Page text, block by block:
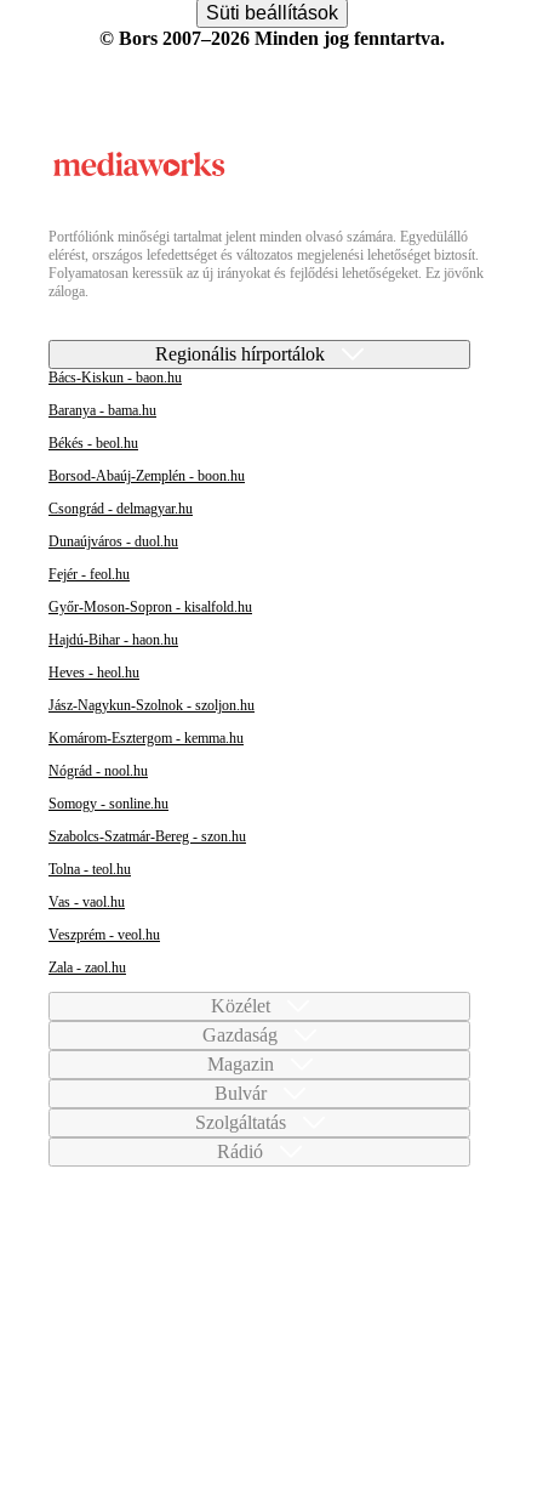
Süti beállítások
© Bors 2007–2026 Minden jog fenntartva.
Portfóliónk minőségi tartalmat jelent minden olvasó számára. Egyedülálló
elérést, országos lefedettséget és változatos megjelenési lehetőséget biztosít.
Folyamatosan keressük az új irányokat és fejlődési lehetőségeket. Ez jövőnk
záloga.
Regionális hírportálok
Bács-Kiskun - baon.hu
Baranya - bama.hu
Békés - beol.hu
Borsod-Abaúj-Zemplén - boon.hu
Csongrád - delmagyar.hu
Dunaújváros - duol.hu
Fejér - feol.hu
Győr-Moson-Sopron - kisalfold.hu
Hajdú-Bihar - haon.hu
Heves - heol.hu
Jász-Nagykun-Szolnok - szoljon.hu
Komárom-Esztergom - kemma.hu
Nógrád - nool.hu
Somogy - sonline.hu
Szabolcs-Szatmár-Bereg - szon.hu
Tolna - teol.hu
Vas - vaol.hu
Veszprém - veol.hu
Zala - zaol.hu
Közélet
Gazdaság
Magazin
Bulvár
Szolgáltatás
Rádió